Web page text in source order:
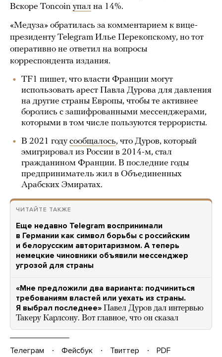
Вскоре Toncoin упал на 14%.
«Медуза» обратилась за комментарием к вице-
президенту Telegram Илье Перекопскому, но тот
оперативно не ответил на вопросы
корреспондента издания.
TF1 пишет, что власти Франции могут
использовать арест Павла Дурова для давления
на другие страны Европы, чтобы те активнее
боролись с зашифрованными мессенджерами,
которыми в том числе пользуются террористы.
В 2021 годусообщалось, что Дуров, который
эмигрировал из России в 2014-м, стал
гражданином Франции. В последние годы
предприниматель жил в Объединенных
Арабских Эмиратах.
ЧИТАЙТЕ ТАКЖЕ
Еще недавно Telegram воспринимали
в Германии как символ борьбы с российским
и белорусским авторитаризмом. А теперь
немецкие чиновники объявили мессенджер
угрозой для страны
«Мне предложили два варианта: подчиниться
требованиям властей или уехать из страны.
Я выбрал последнее» Павел Дуров дал интервью
Такеру Карлсону. Вот главное, что он сказал
Телеграм Фейсбук Твиттер
PDF